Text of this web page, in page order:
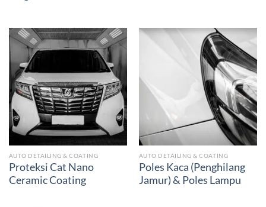
AUTO DETAILING & COATING
Proteksi Cat Nano
Ceramic Coating
AUTO DETAILING & COATING
Poles Kaca (Penghilang
Jamur) & Poles Lampu